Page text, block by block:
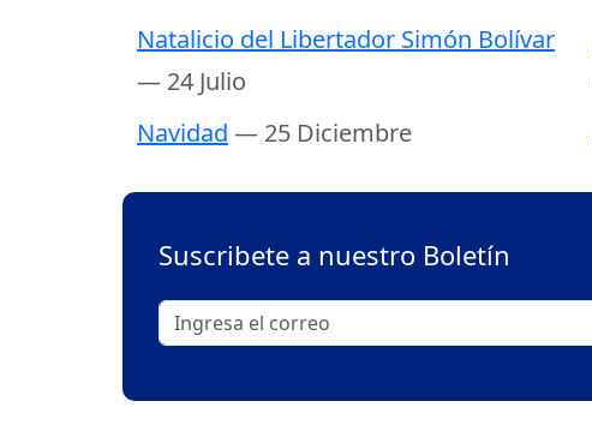
Natalicio del Libertador Simón Bolívar
— 24 Julio
Navidad — 25 Diciembre
Suscribete a nuestro Boletín